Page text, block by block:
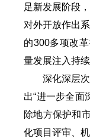
足新发展阶段
对外开放作出
的300多项改
量发展注入持续
深化深层
出“进一步全面
除地方保护和
化项目评审、